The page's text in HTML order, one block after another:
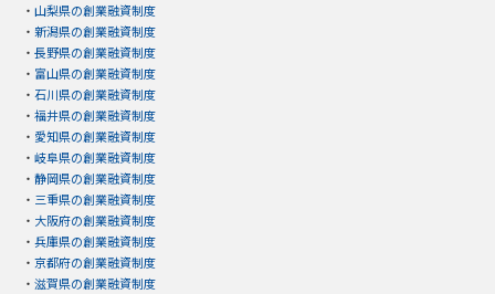
・ 山梨県の創業融資制度
・ 新潟県の創業融資制度
・ 長野県の創業融資制度
・ 富山県の創業融資制度
・ 石川県の創業融資制度
・ 福井県の創業融資制度
・ 愛知県の創業融資制度
・ 岐阜県の創業融資制度
・ 静岡県の創業融資制度
・ 三重県の創業融資制度
・ 大阪府の創業融資制度
・ 兵庫県の創業融資制度
・ 京都府の創業融資制度
・ 滋賀県の創業融資制度